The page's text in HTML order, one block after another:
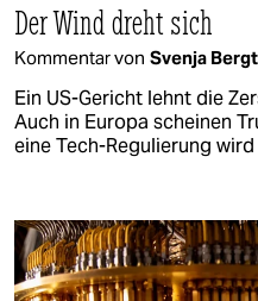
Der Wind dreht sich
Kommentar von Svenja Bergt
Ein US-Gericht lehnt die
Auch in Europa scheinen
eine Tech-Regulierung